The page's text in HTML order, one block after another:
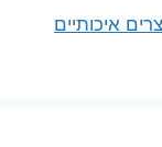
איכותיים